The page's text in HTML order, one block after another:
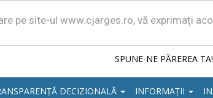
pe site-ul www.cjarges.ro, vă exprimați
SPUNE-NE PĂREREA TA!
DECIZIONALĂ INFORMAȚII